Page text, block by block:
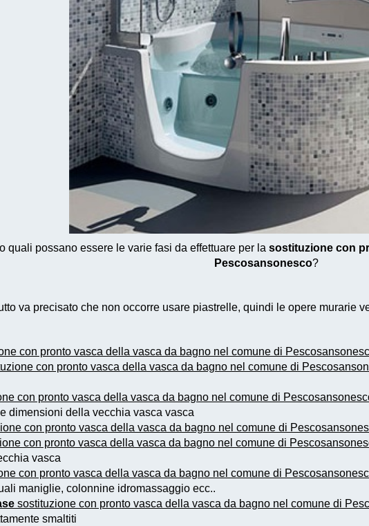
quali possano essere le varie fasi da effettuare per la sostituzione con
Pescosansonesco?
va precisato che non occorre usare piastrelle, quindi le opere murarie
con pronto vasca della vasca da bagno nel comune di
con pronto vasca della vasca da bagno nel comune di
con pronto vasca della vasca da bagno nel comune di
dimensioni della vecchia vasca vasca
con pronto vasca della vasca da bagno nel comune di
con pronto vasca della vasca da bagno nel comune di
vasca
con pronto vasca della vasca da bagno nel comune di
maniglie, colonnine idromassaggio ecc..
sostituzione con pronto vasca della vasca da bagno nel comune di
smaltiti